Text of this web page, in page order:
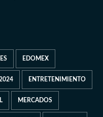
EDOMEX
ENTRETENIMIENTO
MERCADOS